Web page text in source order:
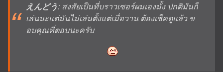
えんどう: สงสัยเป็นที่บราวเซอร์ผมเองมั้ง ปกติมันก็
เล่นนะแต่มันไม่เล่นตั้งแต่เมื่อวาน ต้องเช็คดูแล้ว ข
อบคุณที่ตอบนะครับ